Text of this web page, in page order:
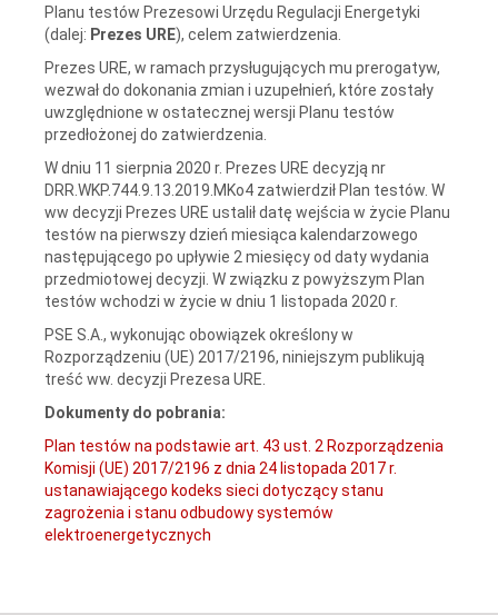
Planu testów Prezesowi Urzędu Regulacji Energetyki
(dalej: Prezes URE), celem zatwierdzenia.
Prezes URE, w ramach przysługujących mu prerogatyw,
wezwał do dokonania zmian i uzupełnień, które zostały
uwzględnione w ostatecznej wersji Planu testów
przedłożonej do zatwierdzenia.
W dniu 11 sierpnia 2020 r. Prezes URE decyzją nr
DRR.WKP.744.9.13.2019.MKo4 zatwierdził Plan testów. W
ww decyzji Prezes URE ustalił datę wejścia w życie Planu
testów na pierwszy dzień miesiąca kalendarzowego
następującego po upływie 2 miesięcy od daty wydania
przedmiotowej decyzji. W związku z powyższym Plan
testów wchodzi w życie w dniu 1 listopada 2020 r.
PSE S.A., wykonując obowiązek określony w
Rozporządzeniu (UE) 2017/2196, niniejszym publikują
treść ww. decyzji Prezesa URE.
Dokumenty do pobrania:
Plan testów na podstawie art. 43 ust. 2 Rozporządzenia
Komisji (UE) 2017/2196 z dnia 24 listopada 2017 r.
ustanawiającego kodeks sieci dotyczący stanu
zagrożenia i stanu odbudowy systemów
elektroenergetycznych